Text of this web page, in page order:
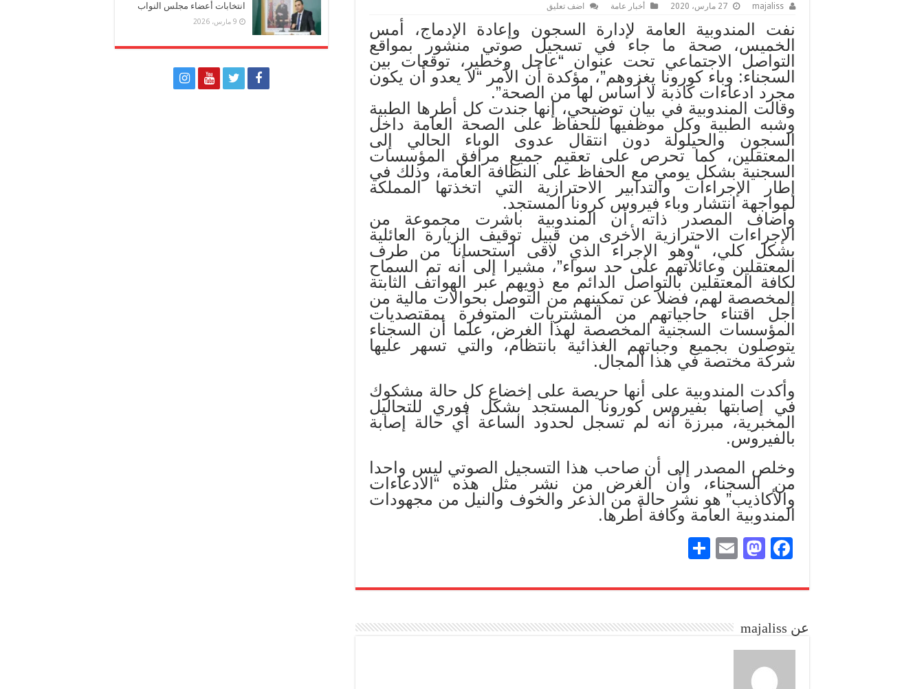
majaliss 27 مارس، 2020 أخبار عامة اضف تعليق
نفت المندوبية العامة لإدارة السجون وإعادة الإدماج، أمس
الخميس، صحة ما جاء في تسجيل صوتي منشور بمواقع
التواصل الاجتماعي تحت عنوان “عاجل وخطير، توقعات بين
السجناء: وباء كورونا يغزوهم”، مؤكدة أن الأمر “لا يعدو أن يكون
مجرد ادعاءات كاذبة لا أساس لها من الصحة”.
وقالت المندوبية في بيان توضيحي، إنها جندت كل أطرها الطبية
وشبه الطبية وكل موظفيها للحفاظ على الصحة العامة داخل
السجون والحيلولة دون انتقال عدوى الوباء الحالي إلى
المعتقلين، كما تحرص على تعقيم جميع مرافق المؤسسات
السجنية بشكل يومي مع الحفاظ على النظافة العامة، وذلك في
إطار الإجراءات والتدابير الاحترازية التي اتخذتها المملكة
لمواجهة انتشار وباء فيروس كرونا المستجد.
وأضاف المصدر ذاته أن المندوبية باشرت مجموعة من
الإجراءات الاحترازية الأخرى من قبيل توقيف الزيارة العائلية
بشكل كلي، “وهو الإجراء الذي لاقى استحسانا من طرف
المعتقلين وعائلاتهم على حد سواء”، مشيرا إلى أنه تم السماح
لكافة المعتقلين بالتواصل الدائم مع ذويهم عبر الهواتف الثابتة
المخصصة لهم، فضلا عن تمكينهم من التوصل بحوالات مالية من
أجل اقتناء حاجياتهم من المشتريات المتوفرة بمقتصديات
المؤسسات السجنية المخصصة لهذا الغرض، علما أن السجناء
يتوصلون بجميع وجباتهم الغذائية بانتظام، والتي تسهر عليها
شركة مختصة في هذا المجال.
وأكدت المندوبية على أنها حريصة على إخضاع كل حالة مشكوك
في إصابتها بفيروس كورونا المستجد بشكل فوري للتحاليل
المخبرية، مبرزة أنه لم تسجل لحدود الساعة أي حالة إصابة
بالفيروس.
وخلص المصدر إلى أن صاحب هذا التسجيل الصوتي ليس واحدا
من السجناء، وأن الغرض من نشر مثل هذه “الادعاءات
والأكاذيب” هو نشر حالة من الذعر والخوف والنيل من مجهودات
المندوبية العامة وكافة أطرها.
Fa
bo
M
to
n
E
ail
re
عن majaliss
انتخابات أعضاء مجلس النواب
9 مارس، 2026